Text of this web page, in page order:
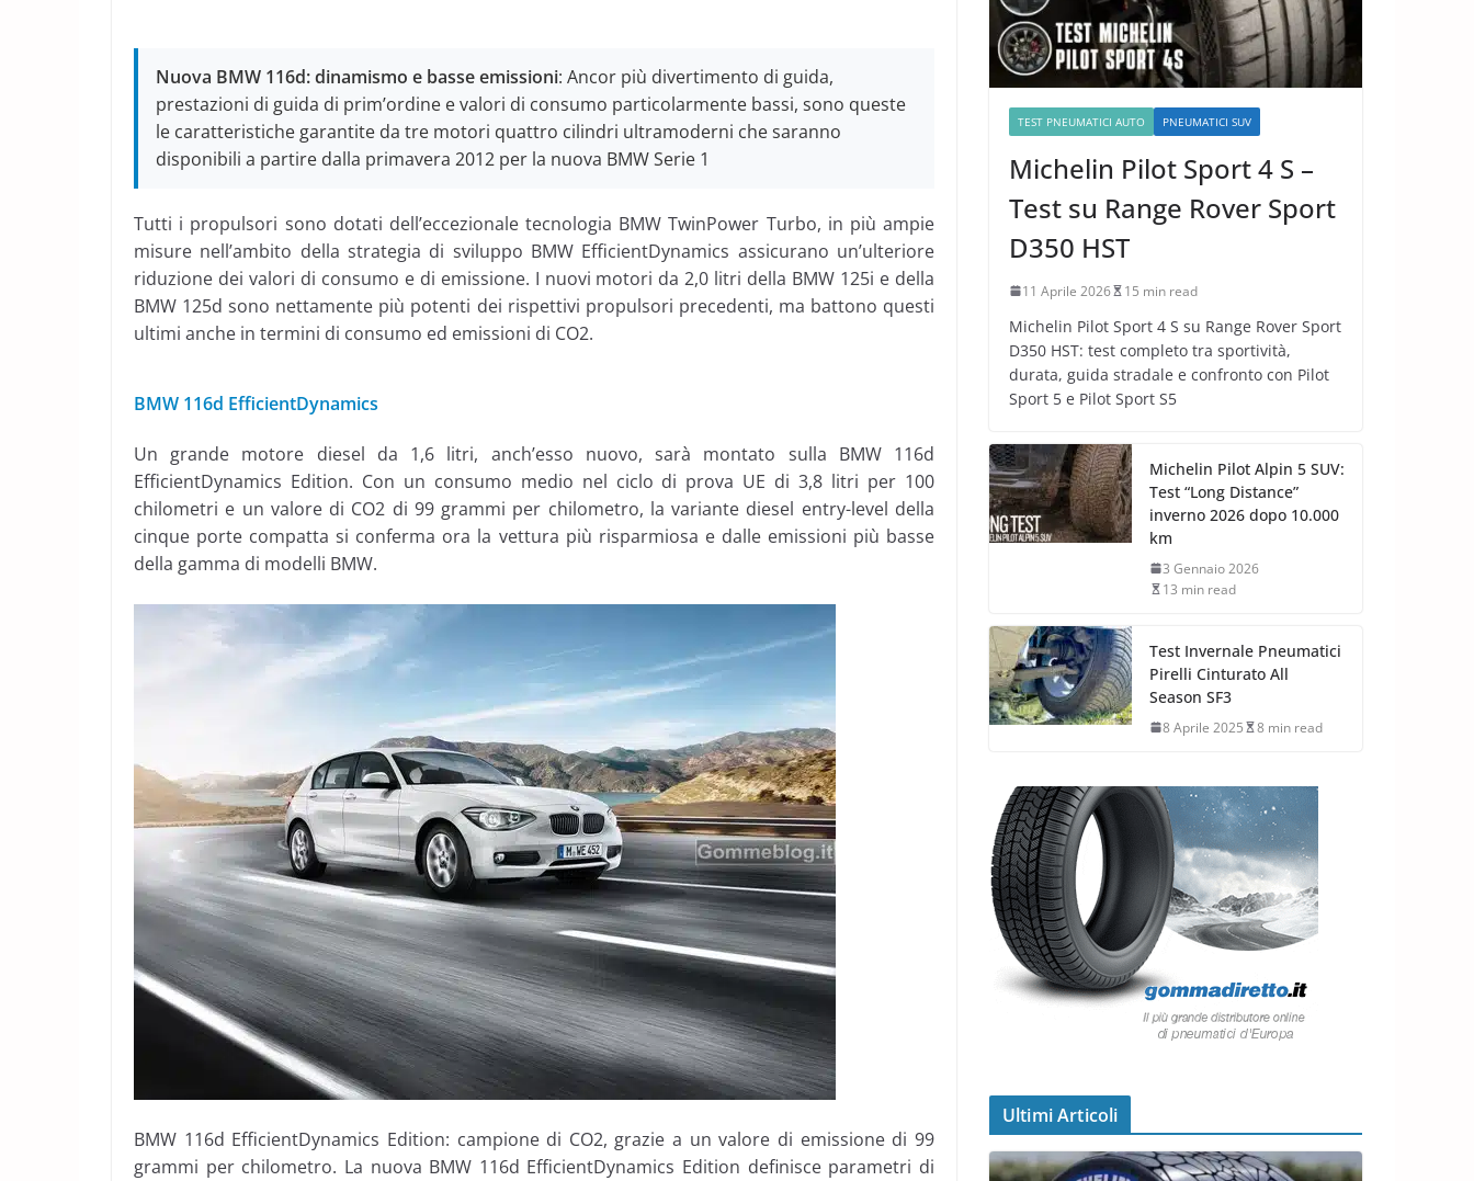
Nuova BMW 116d: dinamismo e basse emissioni: Ancor più divertimento di guida,
prestazioni di guida di prim’ordine e valori di consumo particolarmente bassi, sono queste
le caratteristiche garantite da tre motori quattro cilindri ultramoderni che saranno
disponibili a partire dalla primavera 2012 per la nuova BMW Serie 1
Tutti i propulsori sono dotati dell’eccezionale tecnologia BMW TwinPower Turbo, in più ampie
misure nell’ambito della strategia di sviluppo BMW EfficientDynamics assicurano un’ulteriore
riduzione dei valori di consumo e di emissione. I nuovi motori da 2,0 litri della BMW 125i e della
BMW 125d sono nettamente più potenti dei rispettivi propulsori precedenti, ma battono questi
ultimi anche in termini di consumo ed emissioni di CO2.
BMW 116d EfficientDynamics
Un grande motore diesel da 1,6 litri, anch’esso nuovo, sarà montato sulla BMW 116d
EfficientDynamics Edition. Con un consumo medio nel ciclo di prova UE di 3,8 litri per 100
chilometri e un valore di CO2 di 99 grammi per chilometro, la variante diesel entry-level della
cinque porte compatta si conferma ora la vettura più risparmiosa e dalle emissioni più basse
della gamma di modelli BMW.
BMW 116d EfficientDynamics Edition: campione di CO2, grazie a un valore di emissione di 99
grammi per chilometro. La nuova BMW 116d EfficientDynamics Edition definisce parametri di
TEST PNEUMATICI AUTO PNEUMATICI SUV
Michelin Pilot Sport 4 S –
Test su Range Rover Sport
D350 HST
11 Aprile 2026 15 min read
Michelin Pilot Sport 4 S su Range Rover Sport
D350 HST: test completo tra sportività,
durata, guida stradale e confronto con Pilot
Sport 5 e Pilot Sport S5
Michelin Pilot Alpin 5 SUV:
Test “Long Distance”
inverno 2026 dopo 10.000
km
3 Gennaio 2026
13 min read
Test Invernale Pneumatici
Pirelli Cinturato All
Season SF3
8 Aprile 2025 8 min read
Ultimi Articoli